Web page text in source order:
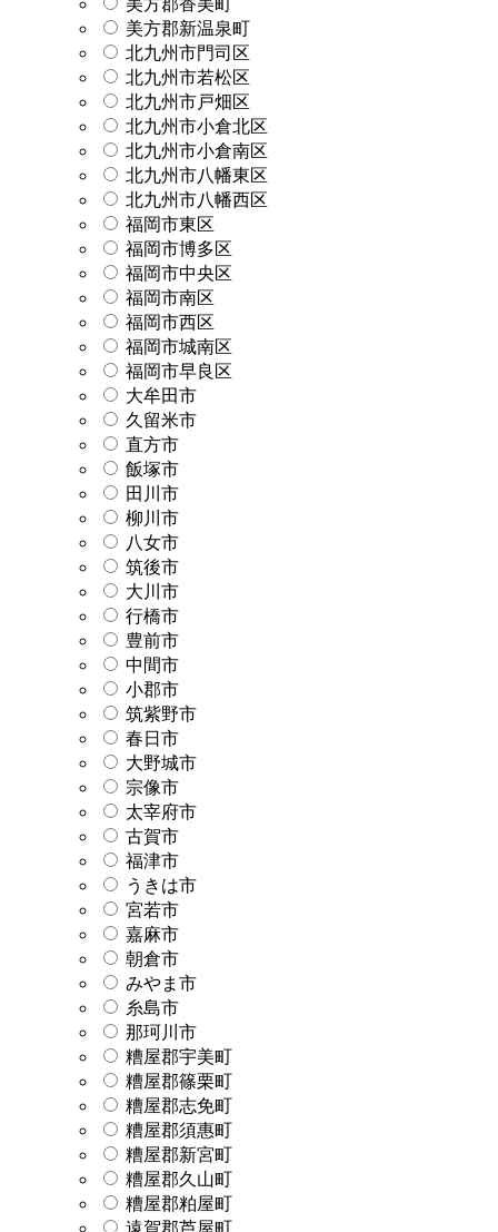
美方郡新温泉町
北九州市門司区
北九州市若松区
北九州市戸畑区
北九州市小倉北区
北九州市小倉南区
北九州市八幡東区
北九州市八幡西区
福岡市東区
福岡市博多区
福岡市中央区
福岡市南区
福岡市西区
福岡市城南区
福岡市早良区
大牟田市
久留米市
直方市
飯塚市
田川市
柳川市
八女市
筑後市
大川市
行橋市
豊前市
中間市
小郡市
筑紫野市
春日市
大野城市
宗像市
太宰府市
古賀市
福津市
うきは市
宮若市
嘉麻市
朝倉市
みやま市
糸島市
那珂川市
糟屋郡宇美町
糟屋郡篠栗町
糟屋郡志免町
糟屋郡須惠町
糟屋郡新宮町
糟屋郡久山町
糟屋郡粕屋町
遠賀郡芦屋町